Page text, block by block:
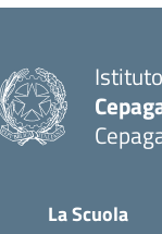
La Scuola